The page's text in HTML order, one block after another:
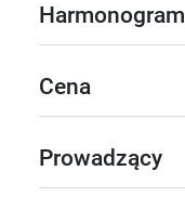
Harmonogram
Cena
Prowadzący